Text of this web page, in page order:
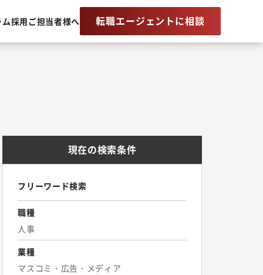
採用ご担当者様へ 転職エージェントに相談
現在の検索条件
フリーワード検索
職種
人事
業種
マスコミ・広告・メディア